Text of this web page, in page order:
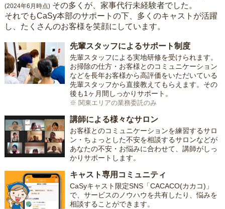
(2024年6月時点) その多くが、家事代行未経験者でした。
それでもCaSy本部のサポートの下、多くのキャストが活躍
し、たくさんのお客様を笑顔にしています。
先輩スタッフによるサポート制度
先輩スタッフによる実地研修を受けられます。
お掃除の仕方・お客様とのコミュニケーション
などを長年お客様から高評価をいただいている
先輩スタッフから直接教えてもらえます。その
後も1ヶ月間しっかりサポート。
※ 関東エリアの業務委託のみ
講師による様々なサロン
お客様とのコミュニケーションを練習するサロ
ン・ちょっとした不安を相談するサロンなどが
あなたの不安・お悩みに合わせて、講師がしっ
かりサポートします。
キャスト専用コミュニティ
CaSyキャスト限定SNS「CACACO(カカコ)」
で、サービスのノウハウを共有したり、悩みを
相談することができます。